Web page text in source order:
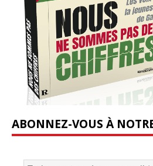
ABONNEZ-VOUS À